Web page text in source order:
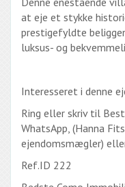
at eje et stykke
prestigefyldte
luksus- og
Interesseret i denne
Ring eller skriv til
WhatsApp, (Hanna
ejendomsmægler)
Ref.ID 222